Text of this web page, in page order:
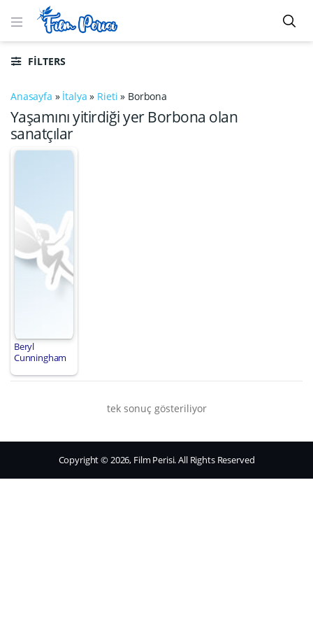
FILTERS
Anasayfa » İtalya » Rieti » Borbona
Yaşamını yitirdiği yer Borbona olan
sanatçılar
Beryl
Cunningham
tek sonuç gösteriliyor
Copyright © 2026, Film Perisi. All Rights Reserved